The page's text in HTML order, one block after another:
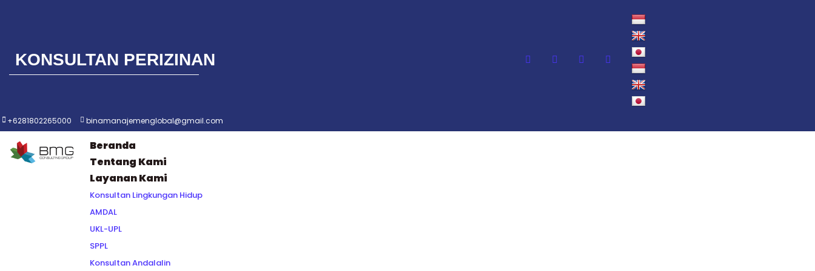
konten
KONSULTAN PERIZINAN
+6281802265000 binamanajemenglobal@gmail.com
Beranda
Tentang Kami
Layanan Kami
Konsultan Lingkungan Hidup
AMDAL
UKL-UPL
SPPL
Konsultan Andalalin